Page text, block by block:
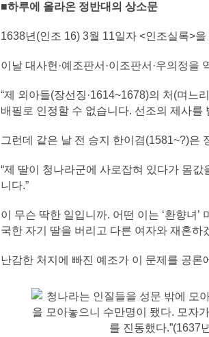
■하루에 올라온 정반대의 상소문
1638년(인조 16) 3월 11일자 <인조실록>을
이날 대사헌·예조판서·이조판서·우의정
“제 외아들(장선징·1614~1678)의 처(며느
배필로 인정할 수 없습니다. 선조의 제사를
그런데 같은 날 전 승지 한이겸(1581~?)은
“제 딸이 청나라군에 사로잡혀 있다가 몸
니다.”
이 무슨 딱한 일입니까. 어떤 이는 ‘환향녀
국한 자기 딸을 버리고 다른 여자와 재혼
난감한 처지에 빠진 예조가 이 문제를 공론